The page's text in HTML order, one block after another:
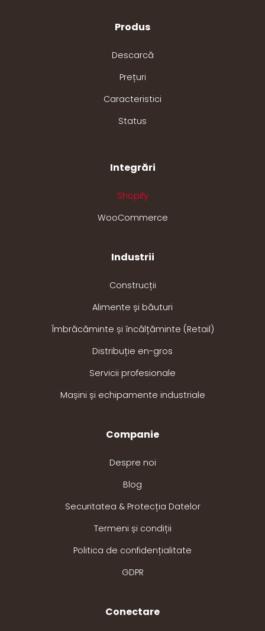
Produs
Descarcă
Prețuri
Caracteristici
Status
Integrări
Shopify
WooCommerce
Industrii
Construcții
Alimente și băuturi
Îmbrăcăminte și încălțăminte (Retail)
Distribuție en-gros
Servicii profesionale
Mașini și echipamente industriale
Companie
Despre noi
Blog
Securitatea & Protecția Datelor
Termeni și condiții
Politica de confidențialitate
GDPR
Conectare